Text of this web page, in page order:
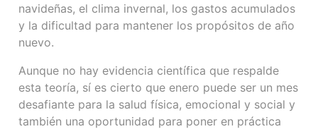
navideñas, el clima invernal, los gastos acumulados
y la dificultad para mantener los propósitos de año
nuevo.
Aunque no hay evidencia científica que respalde
esta teoría, sí es cierto que enero puede ser un mes
desafiante para la salud física, emocional y social y
también una oportunidad para poner en práctica